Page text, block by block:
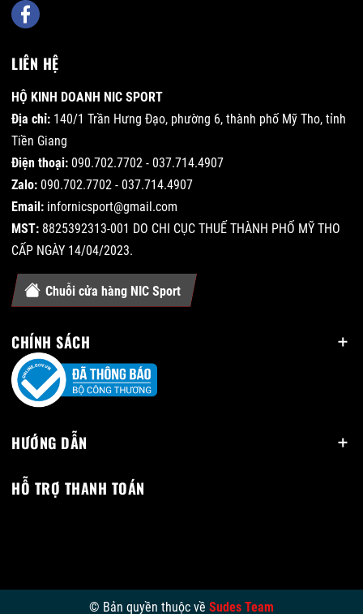
LIÊN HỆ
HỘ KINH DOANH NIC SPORT
Địa chỉ: 140/1 Trần Hưng Đạo, phường 6, thành phố Mỹ Tho, tỉnh
Tiền Giang
Điện thoại: 090.702.7702 - 037.714.4907
Zalo: 090.702.7702 - 037.714.4907
Email: infornicsport@gmail.com
MST: 8825392313-001 DO CHI CỤC THUẾ THÀNH PHỐ MỸ THO
CẤP NGÀY 14/04/2023.
Chuỗi cửa hàng NIC Sport
CHÍNH SÁCH
HƯỚNG DẪN
HỖ TRỢ THANH TOÁN
© Bản quyền thuộc về Sudes Team